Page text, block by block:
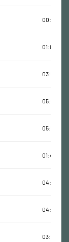
00:57:59
01:03:41
03:55:31
05:02:32
05:59:12
01:42:28
04:28:32
04:06:10
03:59:26